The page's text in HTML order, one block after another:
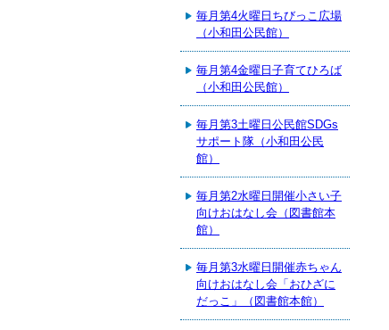
毎月第4火曜日ちびっこ広場
（小和田公民館）
毎月第4金曜日子育てひろば
（小和田公民館）
毎月第3土曜日公民館SDGs
サポート隊（小和田公民
館）
毎月第2水曜日開催小さい子
向けおはなし会（図書館本
館）
毎月第3水曜日開催赤ちゃん
向けおはなし会「おひざに
だっこ」（図書館本館）